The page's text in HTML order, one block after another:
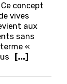
concept
vives
aux
sans
«
[...]